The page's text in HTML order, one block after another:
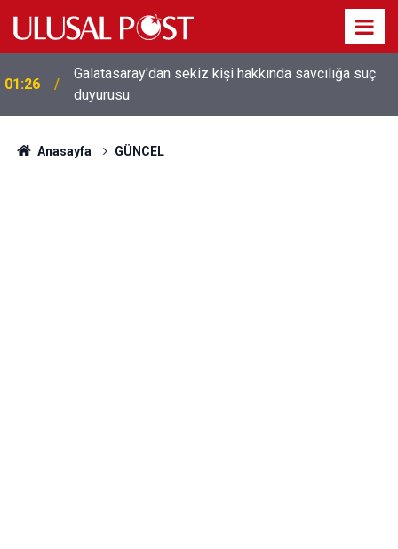
01:26
Galatasaray'dan sekiz kişi hakkında savcılığa suç
duyurusu
Anasayfa GÜNCEL